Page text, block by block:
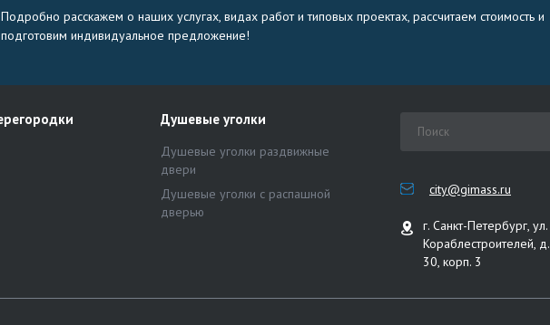
Подробно расскажем о наших услугах, видах работ и типовых проектах, рассчитаем стоимость и
подготовим индивидуальное предложение!
Душевые уголки
Душевые уголки раздвижные
двери
Душевые уголки с распашной
дверью
city@gimass.ru
г. Санкт-Петербург, ул.
Кораблестроителей, д.
30, корп. 3